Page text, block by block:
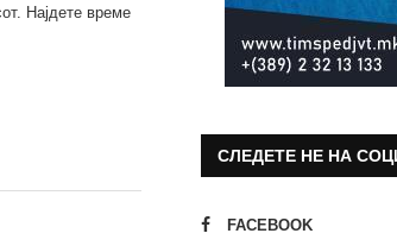
Најдете време
СЛЕДЕТЕ НЕ НА
FACEBOOK